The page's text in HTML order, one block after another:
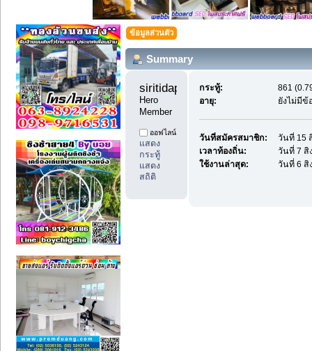
ข้อมูลส่วนตัว
Summary
siritidaphon
Hero
Member
ออฟไลน์
แสดง
กระทู้
แสดง
สถิติ
กระทู้:
861
อายุ:
ยังไม่มีข้
วันที่สมัครสมาชิก:
วันที่ 15
เวลาท้องถิ่น:
วันที่ 7 สิ
ใช้งานล่าสุด:
วันที่ 6 สิ